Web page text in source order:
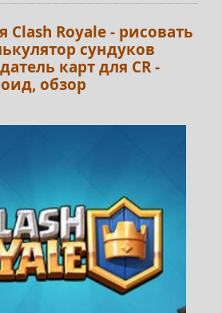
Royale - рисовать
сундуков
карт для CR -
обзор